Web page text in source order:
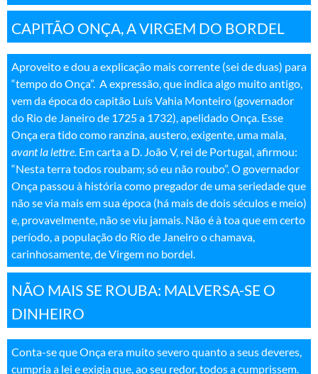
CAPITÃO ONÇA, A VIRGEM DO BORDEL
Aproveito e dou a explicação mais corrente (sei de duas) para
“tempo do Onça”. A expressão, que indica algo muito antigo,
vem da época do capitão Luís Vahia Monteiro (governador
do Rio de Janeiro de 1725 a 1732), apelidado Onça. Esse
Onça era tido como ranzina, austero, exigente, uma mala,
avant la lettre. Em carta a D. João V, rei de Portugal, afirmou:
“Nesta terra todos roubam; só eu não roubo”. O governador
Onça passou à história como pregador de uma seriedade que
não se via mais em sua época (há mais de dois séculos e meio)
e, provavelmente, não se viu jamais. Não é à toa que em certo
período, a população do Rio de Janeiro o chamava,
carinhosamente, de Virgem no bordel.
NÃO MAIS SE ROUBA: MALVERSA-SE O
DINHEIRO
Conta-se que Onça era muito severo quanto a seus deveres,
cumpria a lei e exigia que, ao seu redor, todos a cumprissem.